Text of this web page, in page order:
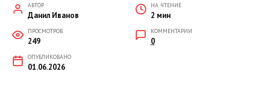
АВТОР
Данил Иванов
НА ЧТЕНИЕ
2 мин
ПРОСМОТРОВ
249
КОММЕНТАРИИ
0
ОПУБЛИКОВАНО
01.06.2026